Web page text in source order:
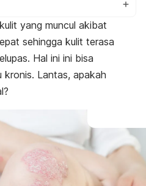
yang muncul akibat
sehingga kulit terasa
Hal ini ini bisa
kronis. Lantas, apakah